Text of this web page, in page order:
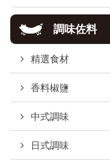
調味佐料
精選食材
香料椒鹽
中式調味
日式調味